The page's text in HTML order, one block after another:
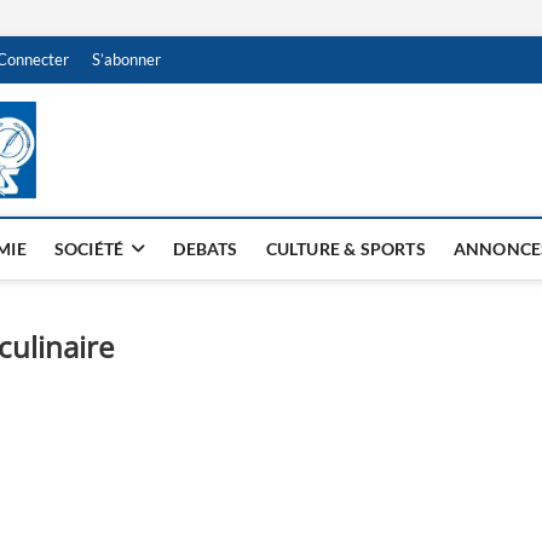
S’abonner
NDJAMENA HEBDO
SOCIÉTÉ DEBATS CULTURE & SPORTS